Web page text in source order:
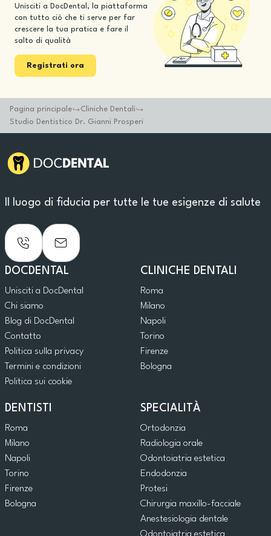
Unisciti a DocDental, la piattaforma
con tutto ciò che ti serve per far
crescere la tua pratica e fare il
salto di qualità
Registrati ora
Pagina principale
Cliniche Dentali
Studio Dentistico Dr. Gianni Prosperi
Il luogo di fiducia per tutte le tue esigenze di salute
DOCDENTAL
Unisciti a DocDental
Chi siamo
Blog di DocDental
Contatto
Politica sulla privacy
Termini e condizioni
Politica sui cookie
CLINICHE DENTALI
Roma
Milano
Napoli
Torino
Firenze
Bologna
DENTISTI
Roma
Milano
Napoli
Torino
Firenze
Bologna
SPECIALITÀ
Ortodonzia
Radiologia orale
Odontoiatria estetica
Endodonzia
Protesi
Chirurgia maxillo-facciale
Anestesiologia dentale